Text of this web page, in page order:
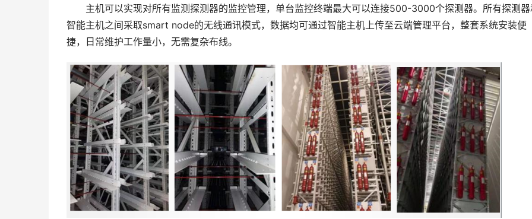
主机可以实现对所有监测探测器的监控管理，单台监控终端最大可以连接500-3000个探测器。所有探测器
智能主机之间采取smart node的无线通讯模式，数据均可通过智能主机上传至云端管理平台，整套系统安装便
捷，日常维护工作量小，无需复杂布线。